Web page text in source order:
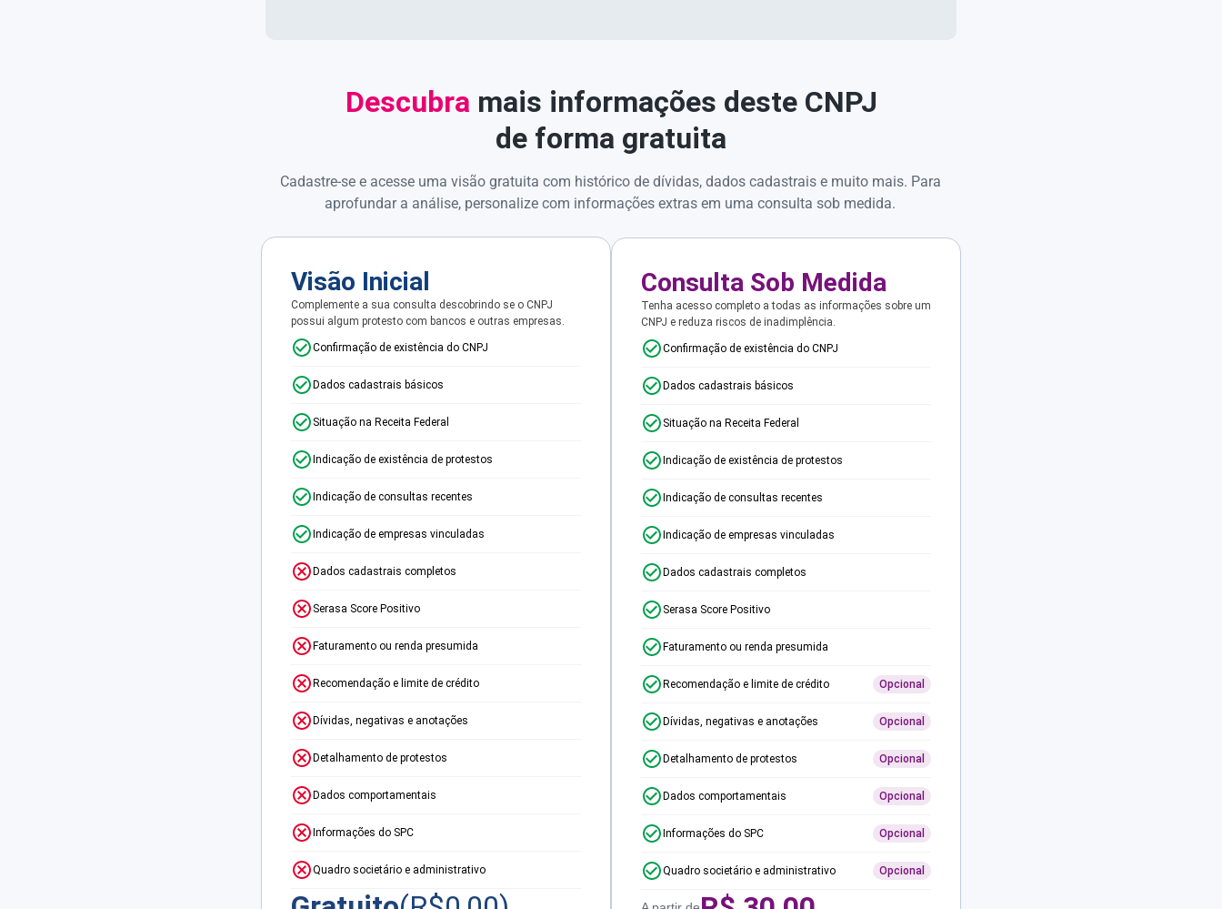
Descubra mais informações deste CNPJ
de forma gratuita
Cadastre-se e acesse uma visão gratuita com histórico de dívidas, dados cadastrais e muito mais. Para
aprofundar a análise, personalize com informações extras em uma consulta sob medida.
Visão Inicial
Complemente a sua consulta descobrindo se o CNPJ
possui algum protesto com bancos e outras empresas.
Confirmação de existência do CNPJ
Dados cadastrais básicos
Situação na Receita Federal
Indicação de existência de protestos
Indicação de consultas recentes
Indicação de empresas vinculadas
Dados cadastrais completos
Serasa Score Positivo
Faturamento ou renda presumida
Recomendação e limite de crédito
Dívidas, negativas e anotações
Detalhamento de protestos
Dados comportamentais
Informações do SPC
Quadro societário e administrativo
Consulta Sob Medida
Tenha acesso completo a todas as informações sobre um
CNPJ e reduza riscos de inadimplência.
Confirmação de existência do CNPJ
Dados cadastrais básicos
Situação na Receita Federal
Indicação de existência de protestos
Indicação de consultas recentes
Indicação de empresas vinculadas
Dados cadastrais completos
Serasa Score Positivo
Faturamento ou renda presumida
Recomendação e limite de crédito Opcional
Dívidas, negativas e anotações Opcional
Detalhamento de protestos Opcional
Dados comportamentais Opcional
Informações do SPC Opcional
Quadro societário e administrativo Opcional